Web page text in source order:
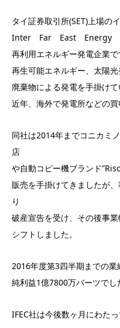
タイ証券取引所(SET)上場の
Inter Far East Energy
再利用エネルギー発電企業で
再生可能エネルギー、太陽光
廃棄物による発電を手掛けて
近年、海外で発電所などの
同社は2014年までコニカミ
店
や自動コピー機ブランド
販売を手掛けてきましたが
り
破産宣告を受け、その後事
シフトしました。
2016年度第3四半期までの業
純利益1億7800万バーツでし
IFEC社は今後数ヶ月にわた